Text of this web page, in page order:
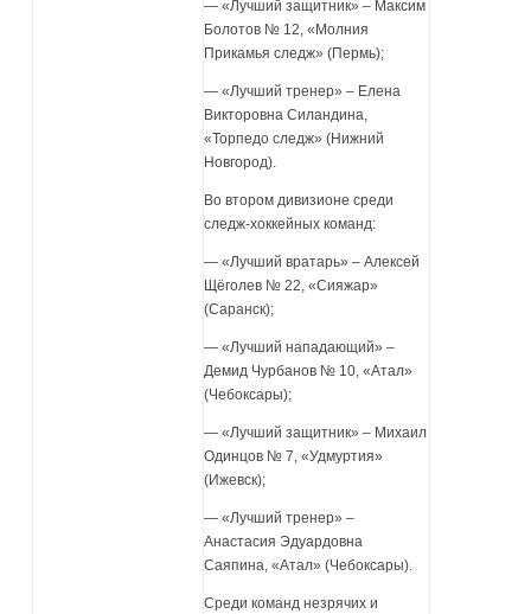
— «Лучший защитник» – Максим
Болотов № 12, «Молния
Прикамья следж» (Пермь);
— «Лучший тренер» – Елена
Викторовна Силандина,
«Торпедо следж» (Нижний
Новгород).
Во втором дивизионе среди
следж-хоккейных команд:
— «Лучший вратарь» – Алексей
Щёголев № 22, «Сияжар»
(Саранск);
— «Лучший нападающий» –
Демид Чурбанов № 10, «Атал»
(Чебоксары);
— «Лучший защитник» – Михаил
Одинцов № 7, «Удмуртия»
(Ижевск);
— «Лучший тренер» –
Анастасия Эдуардовна
Саяпина, «Атал» (Чебоксары).
Среди команд незрячих и